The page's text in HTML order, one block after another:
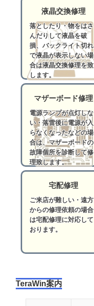
液晶交換修理
落としたり・物をはさ
んだりして液晶を破
損、バックライト切れ
で液晶が表示しない場
合は液晶交換修理を致
します。
マザーボード修理
電源ランプが点灯しな
い・落雷後に電源が入
らなくなったなどの場
合は、マザーボードの
故障個所を診断して修
理致します。
宅配修理
ご来店が難しい・遠方
からの修理依頼の場合
は宅配修理に対応して
おります。
TeraWin案内